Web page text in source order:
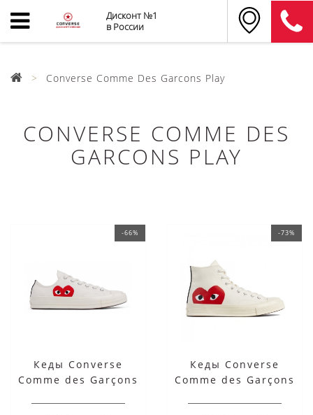
Дисконт №1
в России
Converse Comme Des Garcons Play
CONVERSE COMME DES
GARCONS PLAY
-66%
Кеды Converse
Comme des Garçons
-73%
Кеды Converse
Comme des Garçons